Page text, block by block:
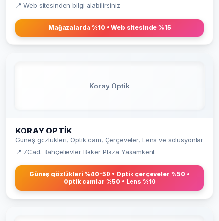
📍 Web sitesinden bilgi alabilirsiniz
Mağazalarda %10 • Web sitesinde %15
Koray Optik
KORAY OPTIK
Güneş gözlükleri, Optik cam, Çerçeveler, Lens ve solüsyonlar
📍 7.Cad. Bahçelievler Beker Plaza Yaşamkent
Güneş gözlükleri %40-50 • Optik çerçeveler %50 •
Optik camlar %50 • Lens %10